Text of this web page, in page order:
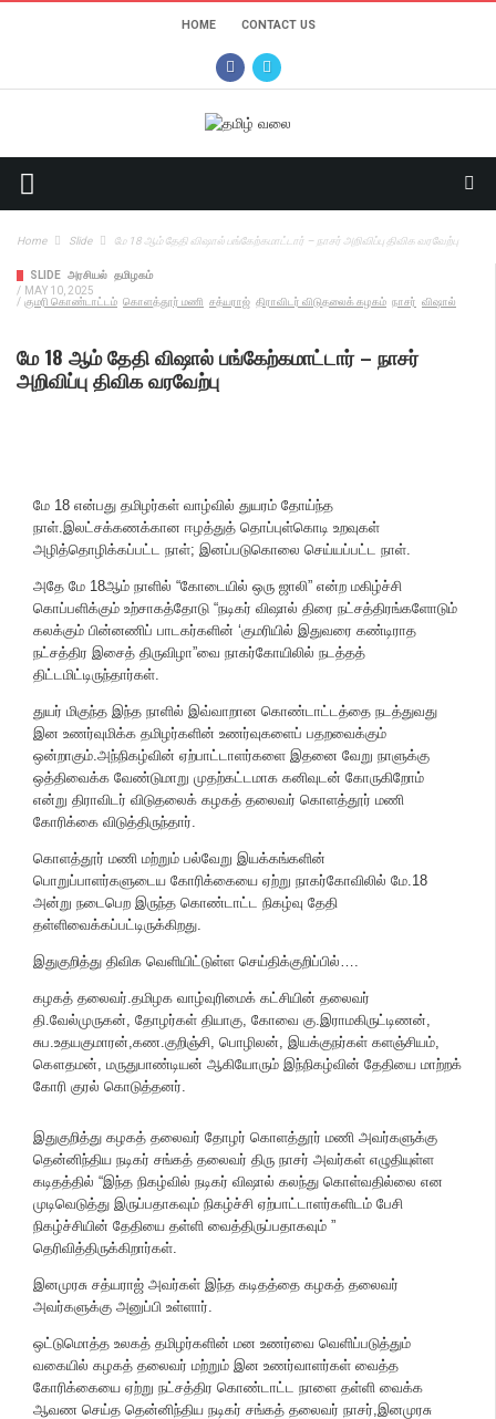
HOME CONTACT US
Home Slide மே 18 ஆம் தேதி விஷால் பங்கேற்கமாட்டார் – நாசர் அறிவிப்பு திவிக வரவேற்பு
SLIDE அரசியல் தமிழகம்
/ MAY 10, 2025
/ குமரி கொண்டாட்டம் கொளத்தூர் மணி சத்யராஜ் திராவிடர் விடுதலைக் கழகம் நாசர் விஷால்
மே 18 ஆம் தேதி விஷால் பங்கேற்கமாட்டார் – நாசர்
அறிவிப்பு திவிக வரவேற்பு
மே 18 என்பது தமிழர்கள் வாழ்வில் துயரம் தோய்ந்த
நாள்.இலட்சக்கணக்கான ஈழத்துத் தொப்புள்கொடி உறவுகள்
அழித்தொழிக்கப்பட்ட நாள்; இனப்படுகொலை செய்யப்பட்ட நாள்.
அதே மே 18ஆம் நாளில் “கோடையில் ஒரு ஜாலி” என்ற மகிழ்ச்சி
கொப்பளிக்கும் உற்சாகத்தோடு “நடிகர் விஷால் திரை நட்சத்திரங்களோடும்
கலக்கும் பின்னணிப் பாடகர்களின் ‘குமரியில் இதுவரை கண்டிராத
நட்சத்திர இசைத் திருவிழா”வை நாகர்கோயிலில் நடத்தத்
திட்டமிட்டிருந்தார்கள்.
துயர் மிகுந்த இந்த நாளில் இவ்வாறான கொண்டாட்டத்தை நடத்துவது
இன உணர்வுமிக்க தமிழர்களின் உணர்வுகளைப் பதறவைக்கும்
ஒன்றாகும்.அந்நிகழ்வின் ஏற்பாட்டாளர்களை இதனை வேறு நாளுக்கு
ஒத்திவைக்க வேண்டுமாறு முதற்கட்டமாக கனிவுடன் கோருகிறோம்
என்று திராவிடர் விடுதலைக் கழகத் தலைவர் கொளத்தூர் மணி
கோரிக்கை விடுத்திருந்தார்.
கொளத்தூர் மணி மற்றும் பல்வேறு இயக்கங்களின்
பொறுப்பாளர்களுடைய கோரிக்கையை ஏற்று நாகர்கோவிலில் மே.18
அன்று நடைபெற இருந்த கொண்டாட்ட நிகழ்வு தேதி
தள்ளிவைக்கப்பட்டிருக்கிறது.
இதுகுறித்து திவிக வெளியிட்டுள்ள செய்திக்குறிப்பில்….
கழகத் தலைவர்.தமிழக வாழ்வுரிமைக் கட்சியின் தலைவர்
தி.வேல்முருகன், தோழர்கள் தியாகு, கோவை கு.இராமகிருட்டிணன்,
சுப.உதயகுமாரன்,கண.குறிஞ்சி, பொழிலன், இயக்குநர்கள் களஞ்சியம்,
கௌதமன், மருதுபாண்டியன் ஆகியோரும் இந்நிகழ்வின் தேதியை மாற்றக்
கோரி குரல் கொடுத்தனர்.
இதுகுறித்து கழகத் தலைவர் தோழர் கொளத்தூர் மணி அவர்களுக்கு
தென்னிந்திய நடிகர் சங்கத் தலைவர் திரு நாசர் அவர்கள் எழுதியுள்ள
கடிதத்தில் “இந்த நிகழ்வில் நடிகர் விஷால் கலந்து கொள்வதில்லை என
முடிவெடுத்து இருப்பதாகவும் நிகழ்ச்சி ஏற்பாட்டாளர்களிடம் பேசி
நிகழ்ச்சியின் தேதியை தள்ளி வைத்திருப்பதாகவும் ”
தெரிவித்திருக்கிறார்கள்.
இனமுரசு சத்யராஜ் அவர்கள் இந்த கடிதத்தை கழகத் தலைவர்
அவர்களுக்கு அனுப்பி உள்ளார்.
ஒட்டுமொத்த உலகத் தமிழர்களின் மன உணர்வை வெளிப்படுத்தும்
வகையில் கழகத் தலைவர் மற்றும் இன உணர்வாளர்கள் வைத்த
கோரிக்கையை ஏற்று நட்சத்திர கொண்டாட்ட நாளை தள்ளி வைக்க
ஆவண செய்த தென்னிந்திய நடிகர் சங்கத் தலைவர் நாசர்,இனமுரசு